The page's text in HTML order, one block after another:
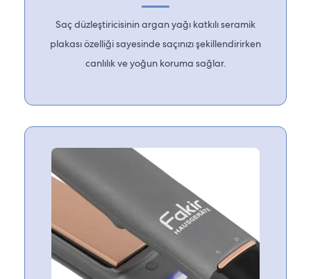
Saç düzleştiricisinin argan yağı katkılı seramik
plakası özelliği sayesinde saçınızı şekillendirirken
canlılık ve yoğun koruma sağlar.